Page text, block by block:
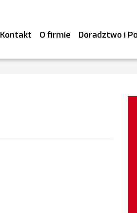
Kontakt O firmie Doradztwo i